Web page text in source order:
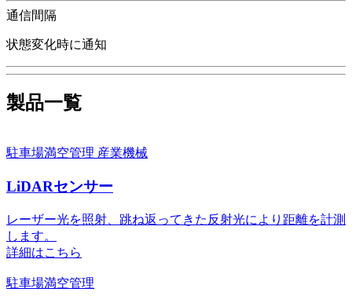
通信間隔
状態変化時に通知
製品一覧
駐車場満空管理 産業機械
LiDARセンサー
レーザー光を照射、跳ね返ってきた反射光により距離を計測
します。
詳細はこちら
駐車場満空管理